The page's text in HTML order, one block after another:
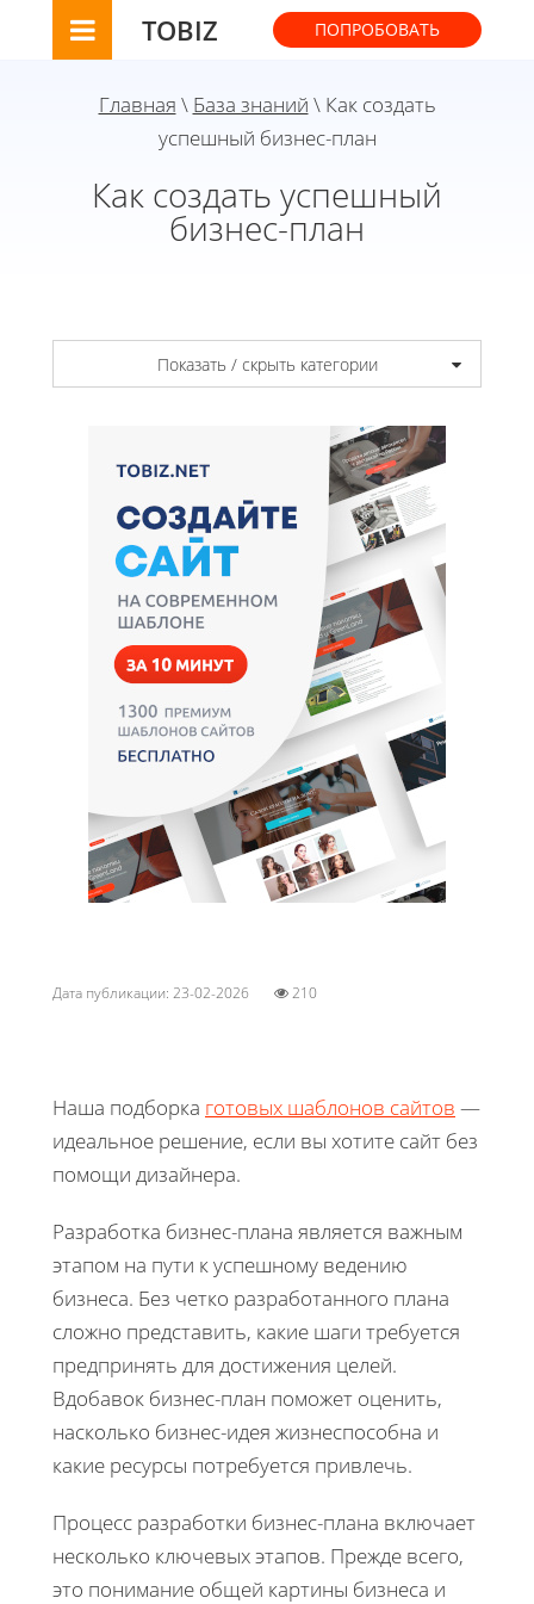
TOBIZ ПОПРОБОВАТЬ
Главная \ База знаний \ Как создать
успешный бизнес-план
Как создать успешный
бизнес-план
Показать / скрыть категории
Дата публикации: 23-02-2026 210
Наша подборка готовых шаблонов сайтов —
идеальное решение, если вы хотите сайт без
помощи дизайнера.
Разработка бизнес-плана является важным
этапом на пути к успешному ведению
бизнеса. Без четко разработанного плана
сложно представить, какие шаги требуется
предпринять для достижения целей.
Вдобавок бизнес-план поможет оценить,
насколько бизнес-идея жизнеспособна и
какие ресурсы потребуется привлечь.
Процесс разработки бизнес-плана включает
несколько ключевых этапов. Прежде всего,
это понимание общей картины бизнеса и